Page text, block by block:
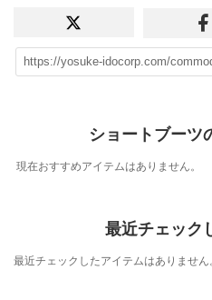
ショートブーツ
現在おすすめアイテムはありません。
最近チェック
最近チェックしたアイテムはありません。